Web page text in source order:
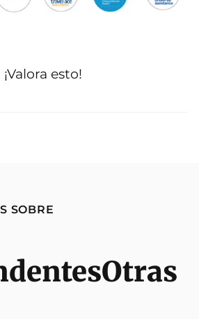
¡Valora esto!
SOBRE
Otras